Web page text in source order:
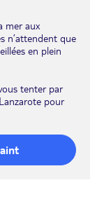
mer aux
n’attendent que
en plein
tenter par
pour